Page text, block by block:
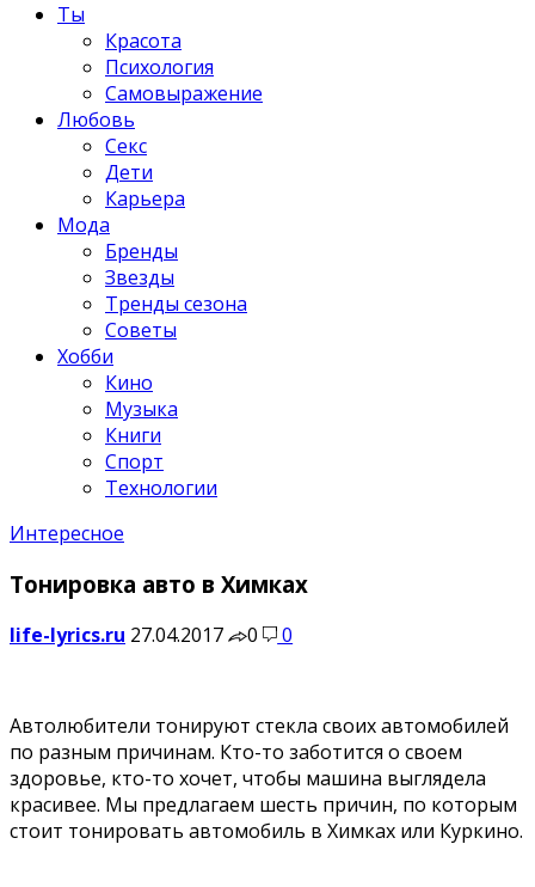
Ты
Красота
Психология
Самовыражение
Любовь
Секс
Дети
Карьера
Мода
Бренды
Звезды
Тренды сезона
Советы
Хобби
Кино
Музыка
Книги
Спорт
Технологии
Интересное
Тонировка авто в Химках
life-lyrics.ru 27.04.2017 0 0
Автолюбители тонируют стекла своих автомобилей
по разным причинам. Кто-то заботится о своем
здоровье, кто-то хочет, чтобы машина выглядела
красивее. Мы предлагаем шесть причин, по которым
стоит тонировать автомобиль в Химках или Куркино.